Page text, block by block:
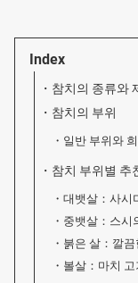
Index
참치의 종류와
참치의 부위
일반 부위와
참치 부위별 추
대뱃살：사시
중뱃살：스시
붉은 살：깔
볼살：마치